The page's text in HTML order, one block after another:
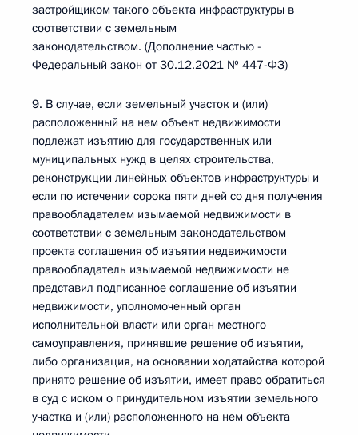
застройщиком такого объекта инфраструктуры в
соответствии с земельным
законодательством. (Дополнение частью -
Федеральный закон от 30.12.2021 № 447-ФЗ)
9. В случае, если земельный участок и (или)
расположенный на нем объект недвижимости
подлежат изъятию для государственных или
муниципальных нужд в целях строительства,
реконструкции линейных объектов инфраструктуры и
если по истечении сорока пяти дней со дня получения
правообладателем изымаемой недвижимости в
соответствии с земельным законодательством
проекта соглашения об изъятии недвижимости
правообладатель изымаемой недвижимости не
представил подписанное соглашение об изъятии
недвижимости, уполномоченный орган
исполнительной власти или орган местного
самоуправления, принявшие решение об изъятии,
либо организация, на основании ходатайства которой
принято решение об изъятии, имеет право обратиться
в суд с иском о принудительном изъятии земельного
участка и (или) расположенного на нем объекта